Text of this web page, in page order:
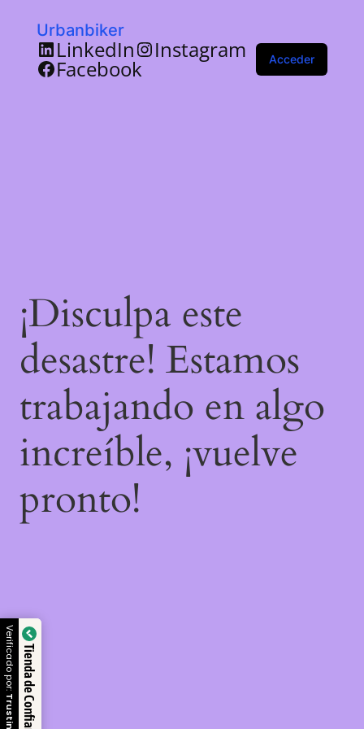
Urbanbiker
LinkedIn Instagram
Facebook Acceder
¡Disculpa este
desastre! Estamos
trabajando en algo
increíble, ¡vuelve
pronto!
Tienda de Confianza
Verificado por: